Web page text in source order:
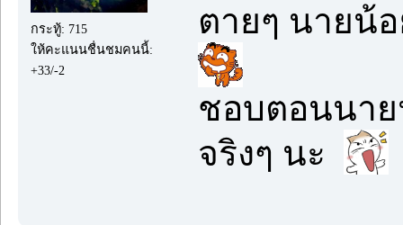
กระทู้: 715
ให้คะแนนชื่นชมคนนี้:
+33/-2
ตายๆ นายน้
ชอบตอนนา
จริงๆ นะ